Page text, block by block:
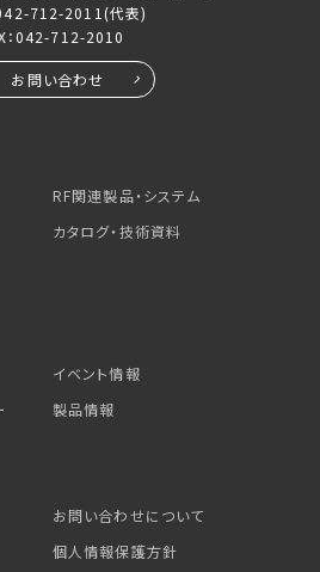
712-2011 (代表)
：042-712-2010
お問い合わせ
RF関連製品・システム
カタログ・技術資料
イベント情報
製品情報
お問い合わせについて
個人情報保護方針